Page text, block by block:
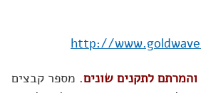
http://
לתקנים שונים. מספר קבצים